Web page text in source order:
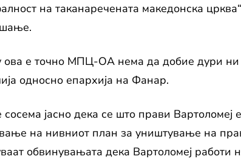
на таканаречената македонска
ова е точно МПЦ-ОА нема да добие дури ни
односно епархија на Фанар.
сосема јасно дека се што прави
на нивниот план за уништување на
обвинувањата дека Вартоломеј работи